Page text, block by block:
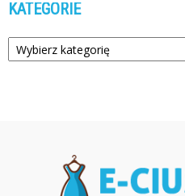
KATEGORIE
Kategorie